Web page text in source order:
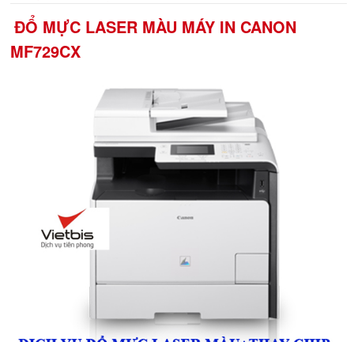
ĐỔ MỰC LASER MÀU MÁY IN CANON
MF729CX